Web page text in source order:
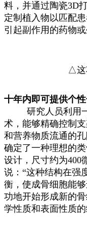
料，并通过陶瓷3D
定制植入物以匹配
引起副作用的药物
△这
十年内即可提供个
研究人员利用一
术，能够精确控制
和营养物质流通的
确定了一种理想的
设计，尺寸约为400
说：“这种结构在强
衡，使成骨细胞能
功地开始形成新的
学性质和表面性质